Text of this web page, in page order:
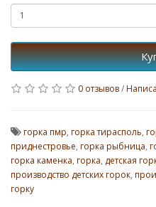
0 отзывов/
горка пмр, горка тирасполь,
приднестровье, горка рыбница,
горка каменка, горка, детская
производство детских горок,
горку